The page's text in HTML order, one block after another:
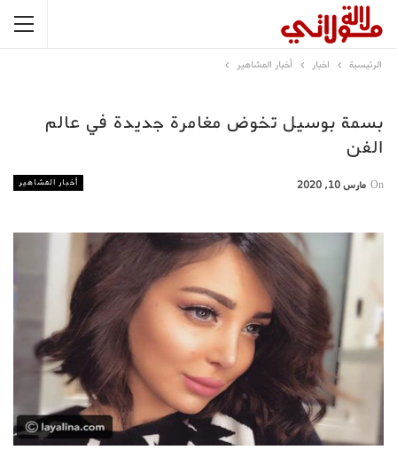
الرئيسية اخبار أخبار المشاهير
بسمة بوسيل تخوض مغامرة جديدة في عالم
الفن
أخبار المشاهير On مارس 10, 2020